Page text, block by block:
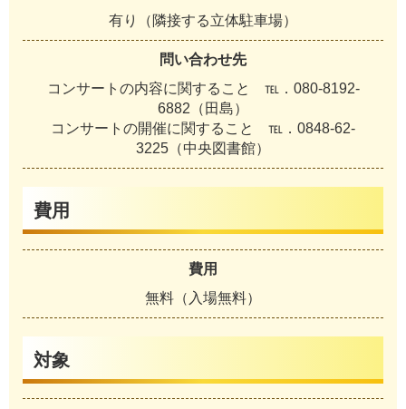
有り（隣接する立体駐車場）
問い合わせ先
コンサートの内容に関すること ℡．080-8192-
6882（田島）
コンサートの開催に関すること ℡．0848-62-
3225（中央図書館）
費用
費用
無料（入場無料）
対象